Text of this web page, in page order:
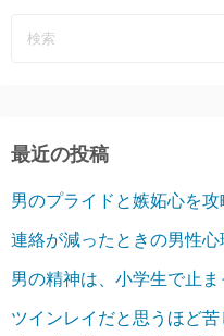
最近の投稿
男のプライドと嫉妬心を攻
連絡が減ったときの男性
男の精神は、小学生で止ま
ツインレイだと思うほど